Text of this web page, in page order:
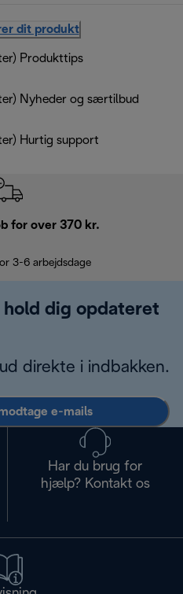
dit produkt
Produkttips
Nyheder og særtilbud
Hurtig support
for over 370 kr.
3-6 arbejdsdage
dig opdateret
direkte i indbakken.
e-mails
Har du brug for
hjælp? Kontakt os